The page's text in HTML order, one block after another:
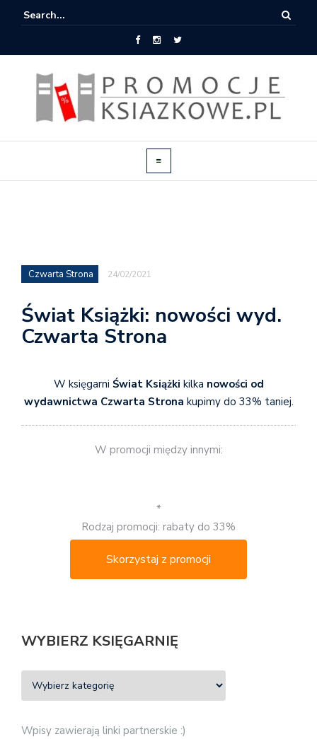
Czwarta Strona 24/02/2021
Świat Książki: nowości wyd.
Czwarta Strona
W księgarni Świat Książki kilka nowości od
wydawnictwa Czwarta Strona kupimy do 33% taniej.
W promocji między innymi:
*
Rodzaj promocji: rabaty do 33%
Skorzystaj z promocji
WYBIERZ KSIĘGARNIĘ
Wpisy zawierają linki partnerskie :)